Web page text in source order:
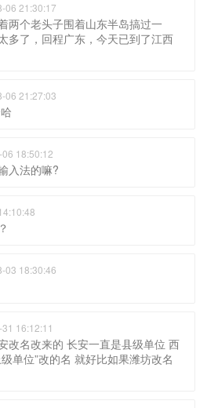
06 21:30:17
两个老头子围着山东半岛搞过一
多了，回程广东，今天已到了江西
06 21:27:03
18:50:12
入法的嘛?
03 18:30:46
16:12:11
改名改来的 长安一直是县级单位 西
单位”改的名 就好比如果潍坊改名